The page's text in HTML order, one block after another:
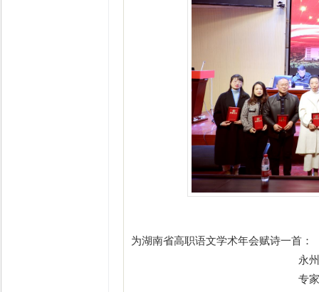
为湖南省高职语文学术年会赋诗一首：
永
专